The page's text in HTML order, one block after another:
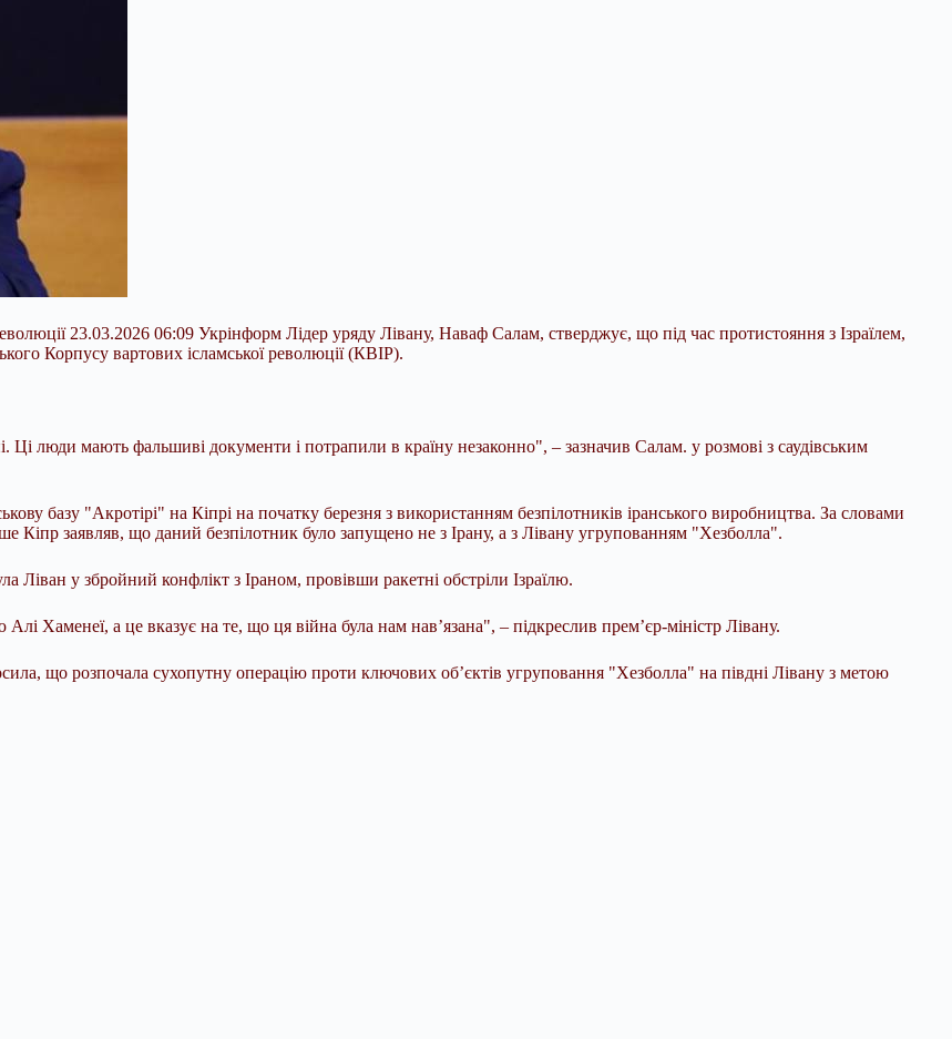
23.03.2026 06:09 Укрінформ Лідер уряду Лівану, Наваф Салам, стверджує, що під час протистояння з Ізраїлем,
Корпусу вартових ісламської революції (КВІР).
Ці люди мають фальшиві документи і потрапили в країну незаконно", – зазначив Салам. у розмові з саудівським
базу "Акротірі" на Кіпрі на початку березня з використанням безпілотників іранського виробництва. За словами
Кіпр заявляв, що даний безпілотник було запущено не з Ірану, а з Лівану угрупованням "Хезболла".
у збройний конфлікт з Іраном, провівши ракетні обстріли Ізраїлю.
Хаменеї, а це вказує на те, що ця війна була нам нав’язана", – підкреслив прем’єр-міністр Лівану.
що розпочала сухопутну операцію проти ключових об’єктів угруповання "Хезболла" на півдні Лівану з метою